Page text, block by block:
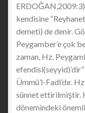
kendisine
demeti) de denir.
Peygamber’e çok
zaman, Hz.
Ümmü’l-Fadl’dır.
sünnet ettirilmiştir.
dönemindeki